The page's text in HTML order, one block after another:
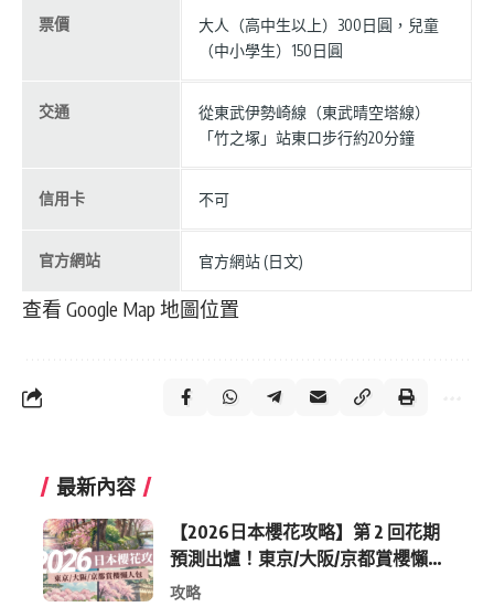
票價
大人（高中生以上）300日圓，兒童
（中小學生）150日圓
交通
從東武伊勢崎線（東武晴空塔線）
「竹之塚」站東口步行約20分鐘
信用卡 不可
官方網站 官方網站 (日文)
查看 Google Map 地圖位置
最新內容
【2026日本櫻花攻略】第 2 回花期
預測出爐！東京/大阪/京都賞櫻懶人
包 (附最新時間表)
攻略